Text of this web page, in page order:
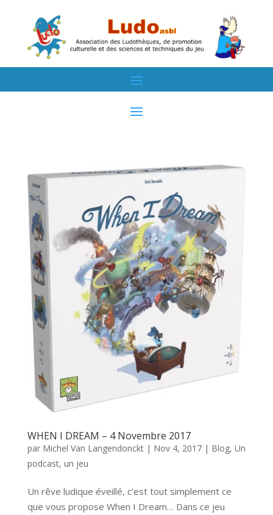
WHEN I DREAM – 4 Novembre 2017
par Michel Van Langendonckt| Nov 4, 2017| Blog, Un
podcast, un jeu
Un rêve ludique éveillé, c’est tout simplement ce
que vous propose When I Dream… Dans ce jeu